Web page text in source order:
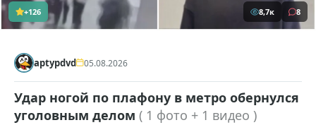
+126 8,7к 8
aptypdvd 05.08.2026
Удар ногой по плафону в метро обернулся
уголовным делом ( 1 фото + 1 видео )